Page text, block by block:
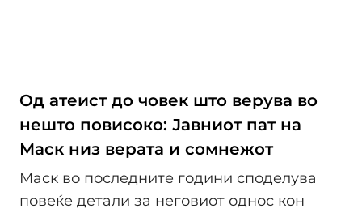
Од атеист до човек што верува во
нешто повисоко: Јавниот пат на
Маск низ верата и сомнежот
Маск во последните години споделува
повеќе детали за неговиот однос кон